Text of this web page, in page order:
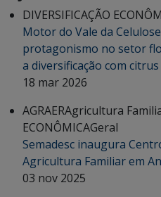
DIVERSIFICAÇÃO
Motor do Vale da
protagonismo no setor
a diversificação com
18 mar 2026
AGRAERAgricultura
ECONÔMICAGeral
Semadesc inaugura
Agricultura Familiar em
03 nov 2025